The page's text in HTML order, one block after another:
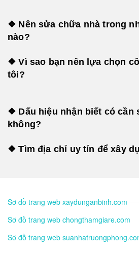
❖ Nên sửa chữa nhà trong
nào?
❖ Vì sao bạn nên lựa chọn
tôi?
❖ Dấu hiệu nhận biết có cần
không?
❖ Tìm địa chỉ uy tín để xây
Sơ đồ trang web xaydunganbinh.com
Sơ đồ trang web chongthamgiare.com
Sơ đồ trang web